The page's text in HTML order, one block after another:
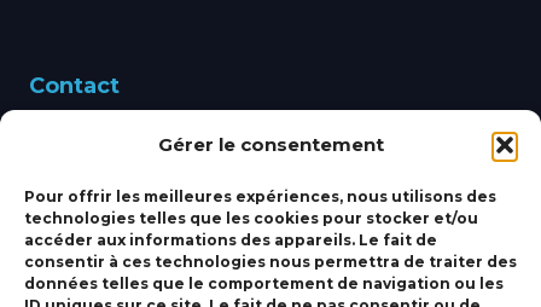
Gérer le consentement
Pour offrir les meilleures expériences, nous utilisons des
technologies telles que les cookies pour stocker et/ou
accéder aux informations des appareils. Le fait de
consentir à ces technologies nous permettra de traiter des
données telles que le comportement de navigation ou les
Contact
460 Avenue Alain Le
bbsmarine@bbs-
marine.fr